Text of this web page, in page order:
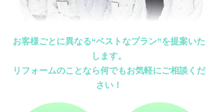
お客様ごとに異なる“ベストなプラン”を提案いた
します。
リフォームのことなら何でもお気軽にご相談くだ
さい！